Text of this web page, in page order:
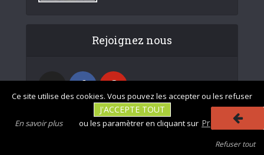
Rejoignez nous
Ce site utilise des cookies. Vous pouvez les accepter ou les refuser
J'ACCEPTE TOUT
ou les paramètrer en cliquant sur Préférences
En savoir plus
Refuser tout